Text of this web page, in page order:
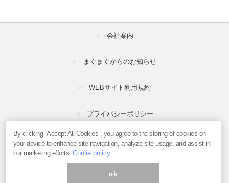
会社案内
まぐまぐからのお知らせ
WEBサイト利用規約
プライバシーポリシー
特定商取引法
By clicking “Accept All Cookies”, you agree to the storing of cookies on
your device to enhance site navigation, analyze site usage, and assist in
our marketing efforts.Coolie policy
ok